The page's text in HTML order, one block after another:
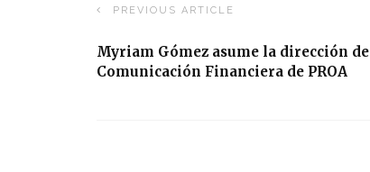
PREVIOUS ARTICLE
Myriam Gómez asume la dirección de
Comunicación Financiera de PROA